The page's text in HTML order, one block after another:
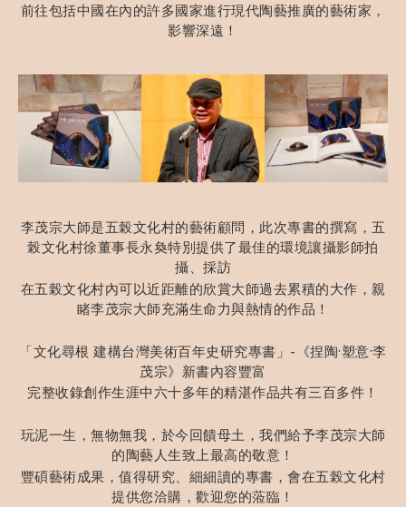
前往包括中國在內的許多國家進行現代陶藝推廣的藝術家，
影響深遠！
李茂宗大師是五榖文化村的藝術顧問，此次專書的撰寫，五
榖文化村徐董事長永奐特別提供了最佳的環境讓攝影師拍
攝、採訪
在五榖文化村內可以近距離的欣賞大師過去累積的大作，親
睹李茂宗大師充滿生命力與熱情的作品！
「文化尋根 建構台灣美術百年史研究專書」-《捏陶·塑意·李
茂宗》新書內容豐富
完整收錄創作生涯中六十多年的精湛作品共有三百多件！
玩泥一生，無物無我，於今回饋母土，我們給予李茂宗大師
的陶藝人生致上最高的敬意！
豐碩藝術成果，值得研究、細細讀的專書，會在五榖文化村
提供您洽購，歡迎您的蒞臨！